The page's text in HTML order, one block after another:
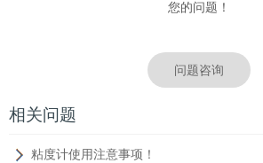
您的问题！
问题咨询
相关问题
粘度计使用注意事项！